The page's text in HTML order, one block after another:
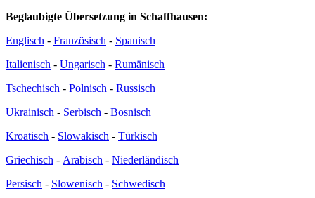
Beglaubigte Übersetzung in Schaffhausen:
Englisch - Französisch - Spanisch
Italienisch - Ungarisch - Rumänisch
Tschechisch - Polnisch - Russisch
Ukrainisch - Serbisch - Bosnisch
Kroatisch - Slowakisch - Türkisch
Griechisch - Arabisch - Niederländisch
Persisch - Slowenisch - Schwedisch